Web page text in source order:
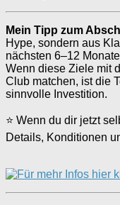
Mein Tipp zum
Hype, sondern aus
nächsten 6–12
Wenn diese Ziele mit
Club matchen, ist die
sinnvolle Investition.
⭐ Wenn du dir jetzt
Details, Konditionen